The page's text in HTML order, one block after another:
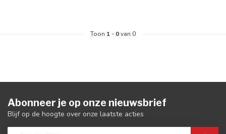
Toon 1 - 0van 0
Abonneer je op onze nieuwsbrief
Blijf op de hoogte over onze laatste acties